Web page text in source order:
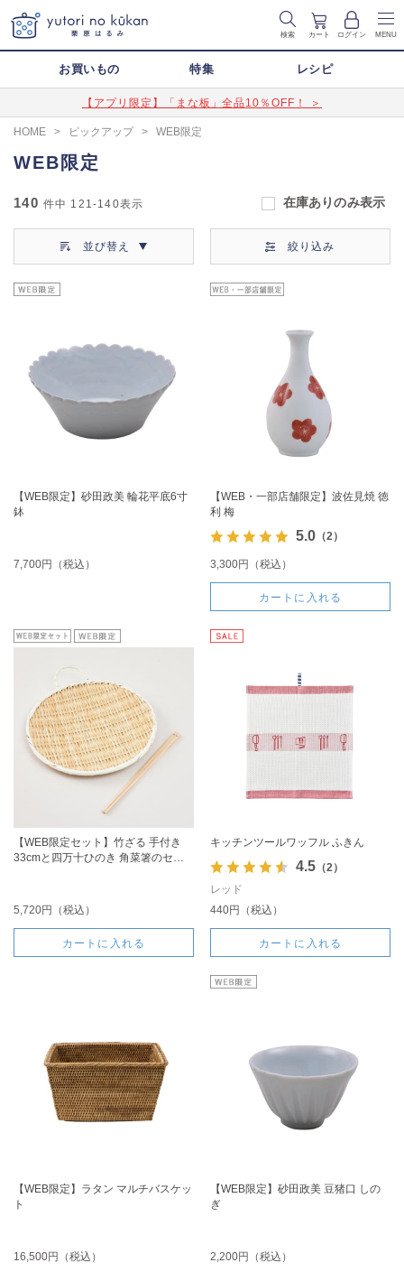
検索 カート ログイン MENU
お買いもの 特集 レシピ
【アプリ限定】「まな板」全品10％OFF！ ＞
HOME > ピックアップ > WEB限定
WEB限定
140 件中 121-140表示 在庫ありのみ表示
並び替え 絞り込み
【WEB限定】砂田政美 輪花平底6寸
鉢
7,700円（税込）
【WEB・一部店舗限定】波佐見焼 徳
利 梅
5.0（2）
3,300円（税込）
カートに入れる
【WEB限定セット】竹ざる 手付き
33cmと四万十ひのき 角菜箸のセッ
5,720円（税込）
カートに入れる
キッチンツールワッフル ふきん
4.5（2）
レッド
440円（税込）
カートに入れる
【WEB限定】ラタン マルチバスケッ
ト
16,500円（税込）
【WEB限定】砂田政美 豆猪口 しの
ぎ
2,200円（税込）